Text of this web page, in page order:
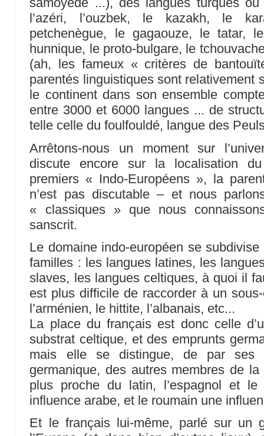
l’azéri, l’ouzbek, le kazakh, le
petchenègue, le gagaouze, le tatar,
hunnique, le proto-bulgare, le
(ah, les fameux « critères de
parentés linguistiques sont relativement
le continent dans son ensemble
entre 3000 et 6000 langues ... de
telle celle du foulfouldé, langue des
Arrêtons-nous un moment sur
discute encore sur la localisation
premiers « Indo-Européens », la
n’est pas discutable – et nous
« classiques » que nous
sanscrit.
Le domaine indo-européen se
familles : les langues latines, les
slaves, les langues celtiques, à quoi il
est plus difficile de raccorder à un
l’arménien, le hittite, l’albanais, etc...
La place du français est donc celle
substrat celtique, et des emprunts
mais elle se distingue, de par ses
germanique, des autres membres de la
plus proche du latin, l’espagnol et
influence arabe, et le roumain une
Et le français lui-même, parlé sur un